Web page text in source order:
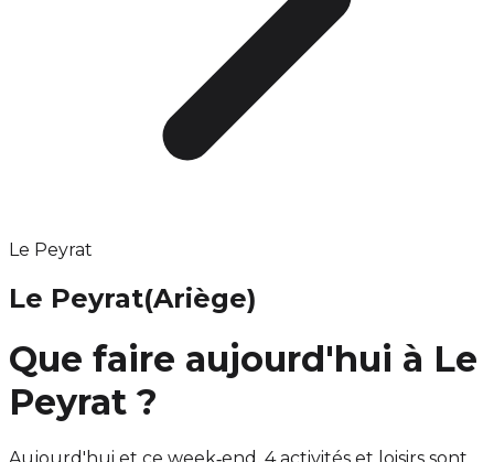
Le Peyrat
Le Peyrat(Ariège)
Que faire aujourd'hui à Le
Peyrat ?